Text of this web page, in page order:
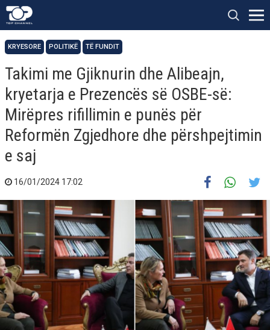
KRYESORE POLITIKË TË FUNDIT
Takimi me Gjiknurin dhe Alibeajn,
kryetarja e Prezencës së OSBE-së:
Mirëpres rifillimin e punës për
Reformën Zgjedhore dhe përshpejtimin
e saj
16/01/2024 17:02